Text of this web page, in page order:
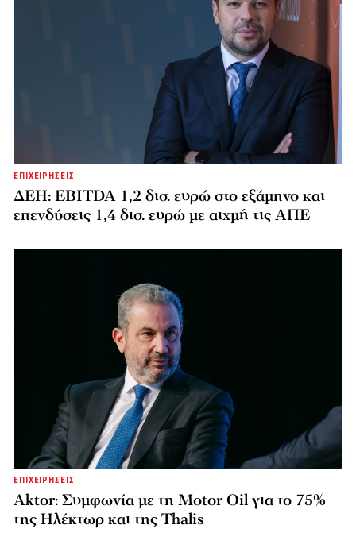
ΕΠΙΧΕΙΡΗΣΕΙΣ
ΔΕΗ: EBITDA 1,2 δισ. ευρώ στο εξάμηνο και
επενδύσεις 1,4 δισ. ευρώ με αιχμή τις ΑΠΕ
ΕΠΙΧΕΙΡΗΣΕΙΣ
Aktor: Συμφωνία με τη Motor Oil για το 75%
της Ηλέκτωρ και της Thalis